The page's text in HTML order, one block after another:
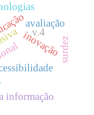
informação
inovação
avaliação
v.4
surdez